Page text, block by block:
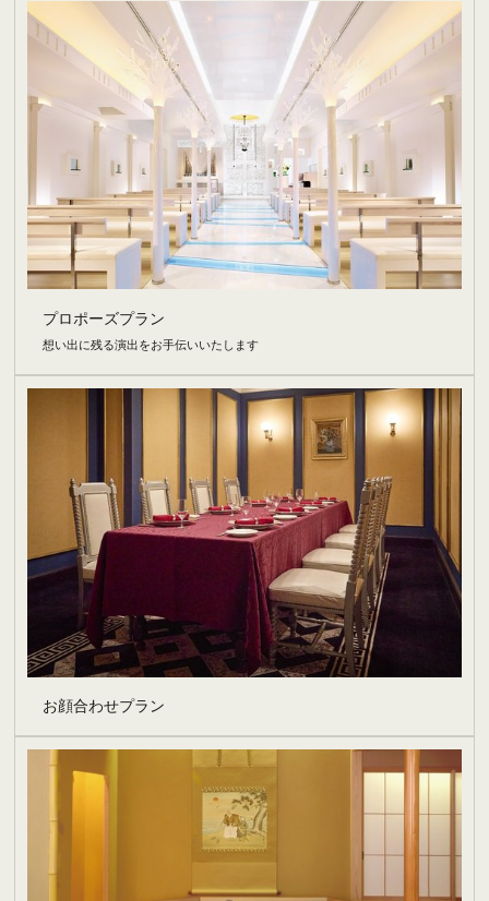
プロポーズプラン
想い出に残る演出をお手伝いいたします
お顔合わせプラン